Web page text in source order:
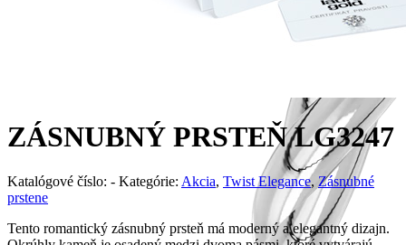
ZÁSNUBNÝ PRSTEŇ LG3247
Katalógové číslo: - Kategórie: Akcia, Twist Elegance, Zásnubné
prstene
Tento romantický zásnubný prsteň má moderný a elegantný dizajn.